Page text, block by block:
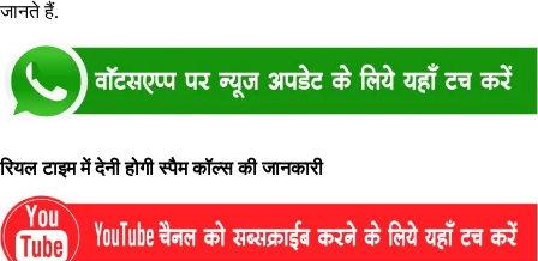
जानते हैं.
रियल टाइम में देनी होगी स्पैम कॉल्स की जानकारी